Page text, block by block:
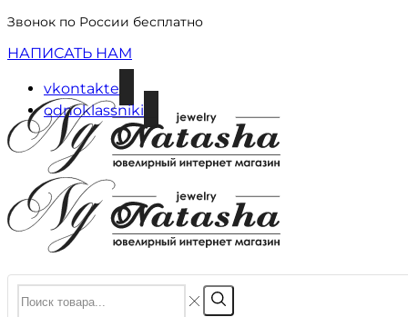
Звонок по России бесплатно
НАПИСАТЬ НАМ
vkontakte
odnoklassniki